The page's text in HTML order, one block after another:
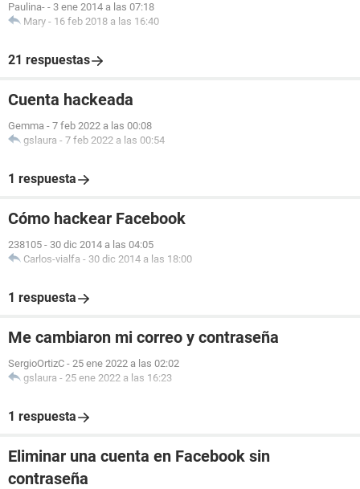
Paulina- - 3 ene 2014 a las 07:18
Mary - 16 feb 2018 a las 16:40
21 respuestas
Cuenta hackeada
Gemma - 7 feb 2022 a las 00:08
gslaura - 7 feb 2022 a las 00:54
1 respuesta
Cómo hackear Facebook
238105 - 30 dic 2014 a las 04:05
Carlos-vialfa - 30 dic 2014 a las 18:00
1 respuesta
Me cambiaron mi correo y contraseña
SergioOrtizC - 25 ene 2022 a las 02:02
gslaura - 25 ene 2022 a las 16:23
1 respuesta
Eliminar una cuenta en Facebook sin
contraseña